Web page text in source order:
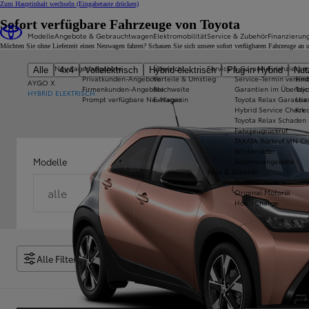
Zum Hauptinhalt wechseln (Eingabetaste drücken)
Modelle
Alle 4x4 Vollelektrisch Hybrid-elektrisch Plug-in Hybrid
AYGO X
HYBRID ELEKTRISCH
Angebote & Gebrauchtwagen
Neuwagenangebote
Privatkunden-Angebote
Firmenkunden-Angebote
Prompt verfügbare Neuwagen
Elektromobilität
Übersicht
Vorteile & Umstieg
Reichweite
E-Magazin
Service & Zubehör
Service & Garantie
Service-Termin
Garantien im
Toyota Relax Garantie
Hybrid Service Check
Toyota Relax Schaden
Fahrzeugrückruf
TAKATA Rückruf VIN
Winterräder
Sommerangebote
Teile & Zubehör
Zubehör-Videos
Original Motoröl
HomeCharge
Sofort verfügbare Fahrzeuge von Toyota
Möchten Sie ohne Lieferzeit einen Neuwagen fahren? Schauen Sie sich unsere sofort verfügbaren Fahrzeuge
Modelle
alle
Alle Filter